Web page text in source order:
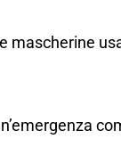
mascherine